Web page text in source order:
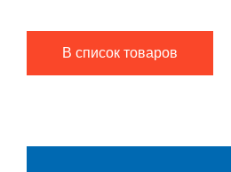
В список товаров